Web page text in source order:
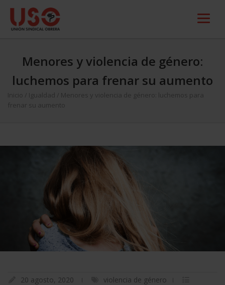
Menores y violencia de género:
luchemos para frenar su aumento
Inicio Igualdad
Menores y violencia de género: luchemos para
frenar su aumento
20 agosto, 2020
violencia de género